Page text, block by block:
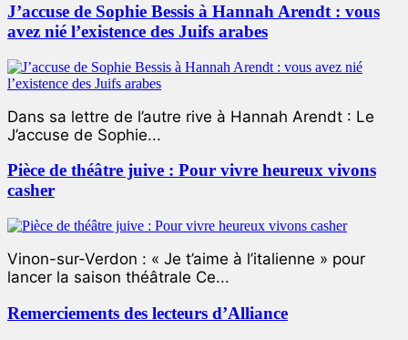
J’accuse de Sophie Bessis à Hannah Arendt : vous
avez nié l’existence des Juifs arabes
Dans sa lettre de l’autre rive à Hannah Arendt : Le
J’accuse de Sophie...
Pièce de théâtre juive : Pour vivre heureux vivons
casher
Vinon-sur-Verdon : « Je t’aime à l’italienne » pour
lancer la saison théâtrale Ce...
Remerciements des lecteurs d’Alliance